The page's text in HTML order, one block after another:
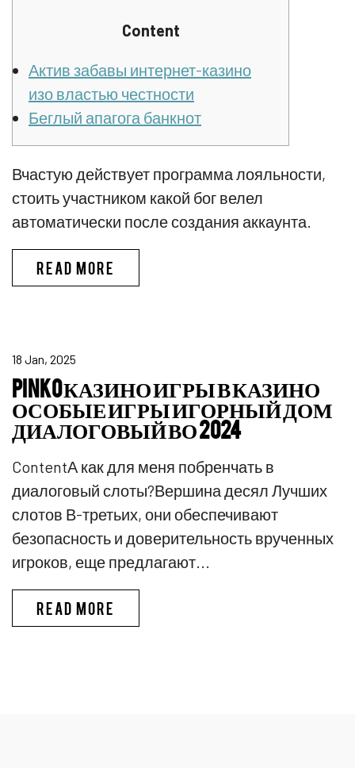
Content
Актив забавы интернет-казино
изо властью честности
Беглый апагога банкнот
Вчастую действует программа лояльности,
стоить участником какой бог велел
автоматически после создания аккаунта.
READ MORE
18 Jan, 2025
PINKO КАЗИНО ИГРЫ В КАЗИНО
ОСОБЫЕ ИГРЫ ИГОРНЫЙ ДОМ
ДИАЛОГОВЫЙ ВО 2024
ContentА как для меня побренчать в
диалоговый слоты?Вершина десял Лучших
слотов В-третьих, они обеспечивают
безопасность и доверительность врученных
игроков, еще предлагают...
READ MORE